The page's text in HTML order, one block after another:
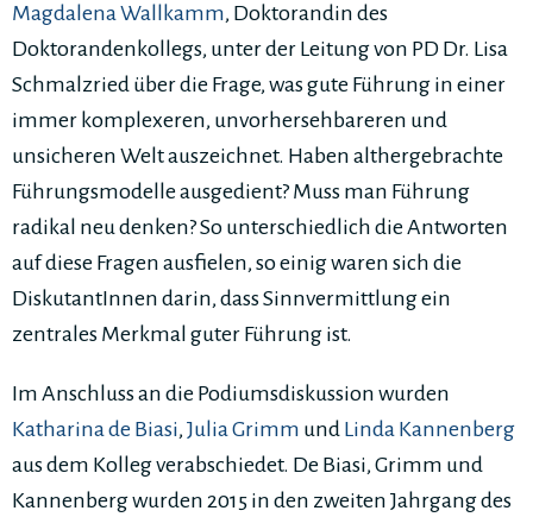
Magdalena Wallkamm, Doktorandin des
Doktorandenkollegs, unter der Leitung von PD Dr. Lisa
Schmalzried über die Frage, was gute Führung in einer
immer komplexeren, unvorhersehbareren und
unsicheren Welt auszeichnet. Haben althergebrachte
Führungsmodelle ausgedient? Muss man Führung
radikal neu denken? So unterschiedlich die Antworten
auf diese Fragen ausfielen, so einig waren sich die
DiskutantInnen darin, dass Sinnvermittlung ein
zentrales Merkmal guter Führung ist.
Im Anschluss an die Podiumsdiskussion wurden
Katharina de Biasi, Julia Grimm und Linda Kannenberg
aus dem Kolleg verabschiedet. De Biasi, Grimm und
Kannenberg wurden 2015 in den zweiten Jahrgang des